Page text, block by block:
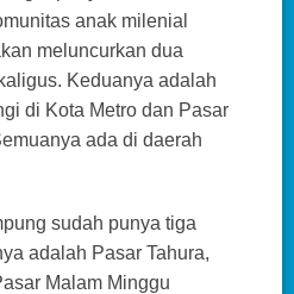
anak milenial
meluncurkan dua
Keduanya adalah
di Kota Metro dan Pasar
ada di daerah
sudah punya tiga
adalah Pasar Tahura,
Malam Minggu